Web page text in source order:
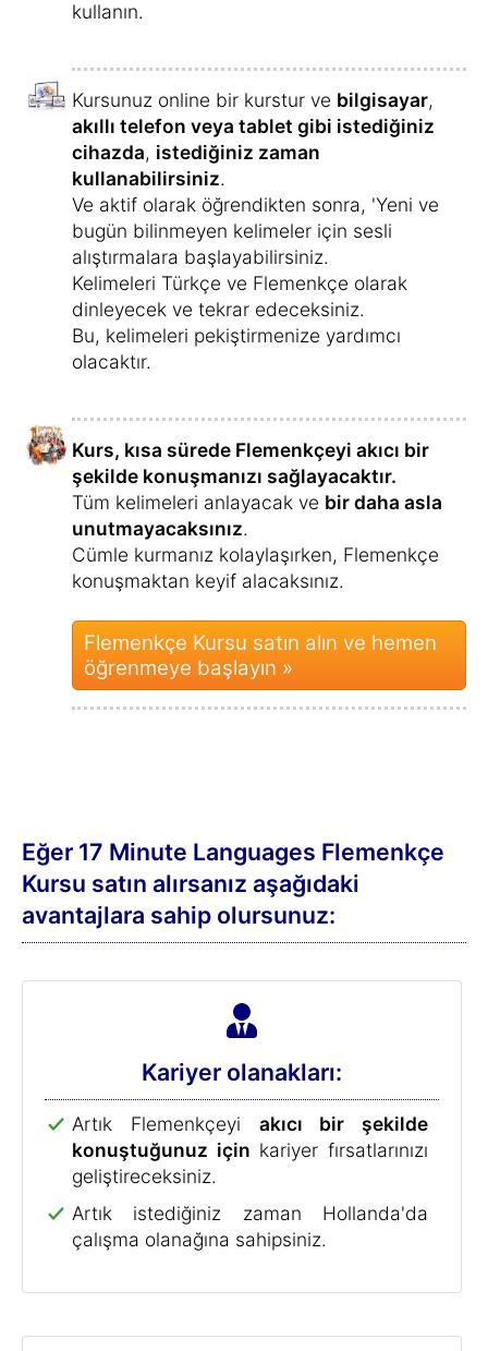
Eğer 17 Minute Languages Flemenkçe
Kursu satın alırsanız aşağıdaki
avantajlara sahip olursunuz:
Kariyer olanakları:
Artık Flemenkçeyi
akıcı bir şekilde
Artık istediğiniz zaman Hollanda'da
çalışma olanağına sahipsiniz.
Bağlantılar:
Flemenkçe flört edinve ilginç
olan iletişiminizi geliştirecektir.
Seyahat:
Hollanda'ya seyahat edin, oradaki yerel
halkla konuşarak ufkunuzu genişletin.